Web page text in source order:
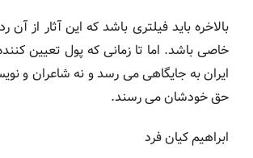
بالاخره باید فیلتری باشد که این آثار از آن
خاصی باشد. اما تا زمانی که پول تعیین
ایران به جایگاهی می رسد و نه شاعران و
حق خودشان می رسند.
ابراهیم کیان فرد